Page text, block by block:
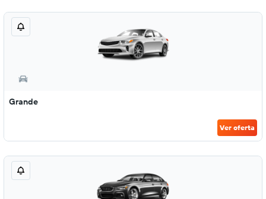
Grande
Ver oferta